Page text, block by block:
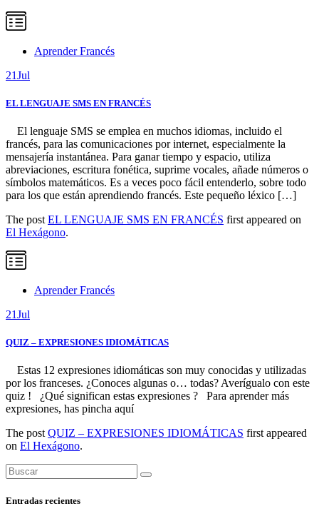
Aprender Francés
21Jul
EL LENGUAJE SMS EN FRANCÉS
El lenguaje SMS se emplea en muchos idiomas, incluido el
francés, para las comunicaciones por internet, especialmente la
mensajería instantánea. Para ganar tiempo y espacio, utiliza
abreviaciones, escritura fonética, suprime vocales, añade números o
símbolos matemáticos. Es a veces poco fácil entenderlo, sobre todo
para los que están aprendiendo francés. Este pequeño léxico […]
The post EL LENGUAJE SMS EN FRANCÉS first appeared on
El Hexágono.
Aprender Francés
21Jul
QUIZ – EXPRESIONES IDIOMÁTICAS
Estas 12 expresiones idiomáticas son muy conocidas y utilizadas
por los franceses. ¿Conoces algunas o… todas? Averígualo con este
quiz ! ¿Qué significan estas expresiones ? Para aprender más
expresiones, has pincha aquí
The postQUIZ – EXPRESIONES IDIOMÁTICAS first appeared
on El Hexágono.
Entradas recientes